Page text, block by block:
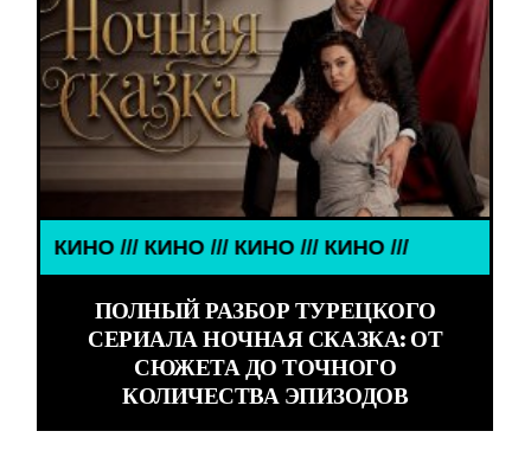
/// КИНО /// КИНО ///
ПОЛНЫЙ РАЗБОР ТУРЕЦКОГО
СЕРИАЛА НОЧНАЯ СКАЗКА: ОТ
СЮЖЕТА ДО ТОЧНОГО
КОЛИЧЕСТВА ЭПИЗОДОВ